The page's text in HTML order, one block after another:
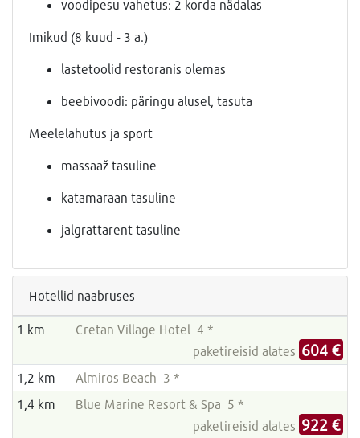
voodipesu vahetus: 2 korda nädalas
Imikud (8 kuud - 3 a.)
lastetoolid restoranis olemas
beebivoodi: päringu alusel, tasuta
Meelelahutus ja sport
massaaž tasuline
katamaraan tasuline
jalgrattarent tasuline
Hotellid naabruses
1 km
Cretan Village Hotel 4 *
paketireisid alates 604 €
1,2 km
Almiros Beach 3 *
1,4 km
Blue Marine Resort & Spa 5 *
paketireisid alates 922 €